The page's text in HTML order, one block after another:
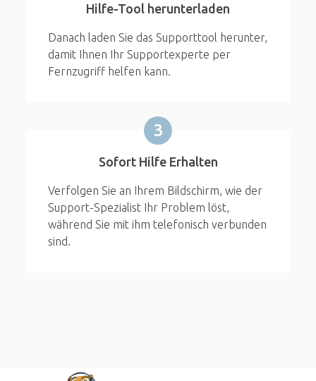
Hilfe-Tool herunterladen
Danach laden Sie das Supporttool herunter,
damit Ihnen Ihr Supportexperte per
Fernzugriff helfen kann.
3
Sofort Hilfe Erhalten
Verfolgen Sie an Ihrem Bildschirm, wie der
Support-Spezialist Ihr Problem löst,
während Sie mit ihm telefonisch verbunden
sind.